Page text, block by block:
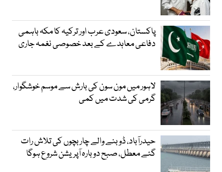
پاکستان، سعودی عرب اور ترکیہ کا مکہ باہمی
دفاعی معاہدے کے بعد خصوصی نغمہ جاری
لاہور میں مون سون کی بارش سے موسم خوشگوار،
گرمی کی شدت میں کمی
حیدرآباد، ڈوبنے والے چار بچوں کی تلاش رات
گئے معطل، صبح دوبارہ آپریشن شروع ہوگا